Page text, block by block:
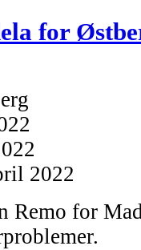
for
2022
Remo for